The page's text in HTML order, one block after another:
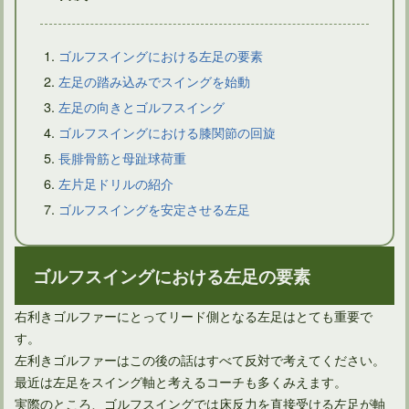
ドライバーショットでティーが後ろに飛ぶようなら問題あり？
ドライバーのセットアップはスクエアフェースとは限らない
ゴルフスイングにおける左足の要素
左足の踏み込みでスイングを始動
左足の向きとゴルフスイング
ゴルフスイングにおける膝関節の回旋
長腓骨筋と母趾球荷重
左片足ドリルの紹介
ゴルフスイングを安定させる左足
ゴルフスイングにおける左足の要素
右利きゴルファーにとってリード側となる左足はとても重要で
す。
左利きゴルファーはこの後の話はすべて反対で考えてください。
最近は左足をスイング軸と考えるコーチも多くみえます。
実際のところ、ゴルフスイングでは床反力を直接受ける左足が軸